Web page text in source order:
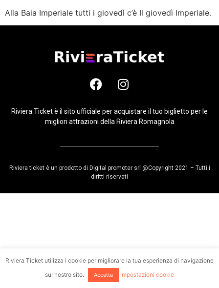
Alla Baia Imperiale tutti i giovedì c’è Il giovedì Imperiale.
Riviera Ticket è il sito ufficiale per acquistare il tuo biglietto per le
migliori attrazioni della Riviera Romagnola
Riviera ticket è un prodotto di Digital promoter srl @Copyright 2021 – Tutti i
diritti riservati
Riviera Ticket utilizza i cookie per migliorare la tua esperienza di navigazione
sul nostro sito.
Accetta Impostazioni cookie